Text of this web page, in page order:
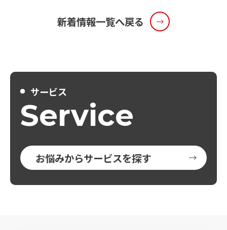
新着情報一覧へ戻る
サービス
Service
お悩みからサービスを探す